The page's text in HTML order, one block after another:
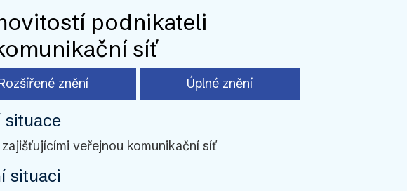
podnikateli
síť
znění Úplné znění
situace
veřejnou komunikační síť
situaci